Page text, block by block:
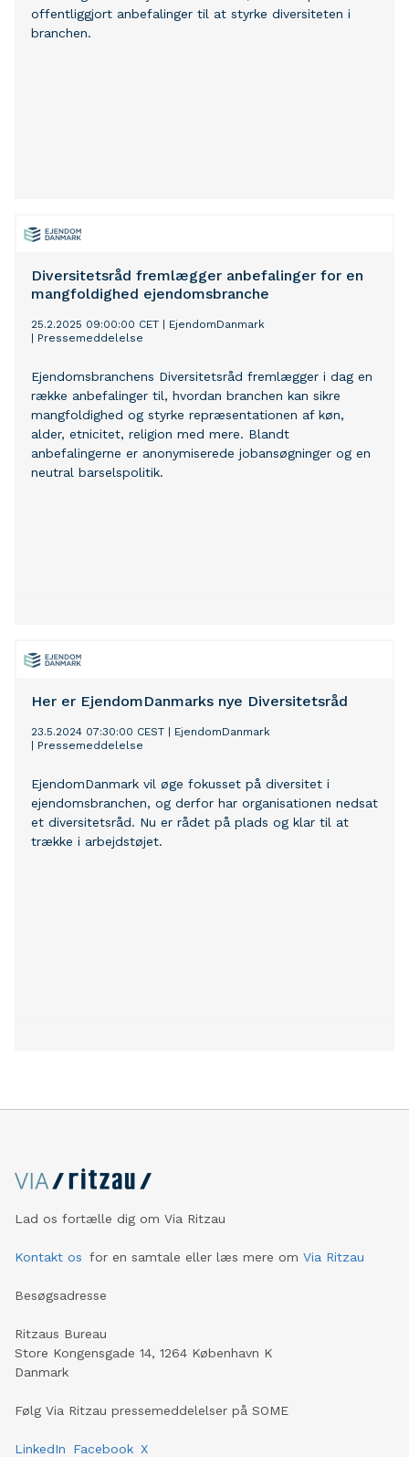
offentliggjort anbefalinger til at styrke diversiteten i
branchen.
Diversitetsråd fremlægger anbefalinger for en
mangfoldighed ejendomsbranche
25.2.2025 09:00:00 CET
EjendomDanmark
Pressemeddelelse
Ejendomsbranchens Diversitetsråd fremlægger i dag en
række anbefalinger til, hvordan branchen kan sikre
mangfoldighed og styrke repræsentationen af køn,
alder, etnicitet, religion med mere. Blandt
anbefalingerne er anonymiserede jobansøgninger og en
neutral barselspolitik.
Her er EjendomDanmarks nye Diversitetsråd
23.5.2024 07:30:00 CEST
EjendomDanmark
Pressemeddelelse
EjendomDanmark vil øge fokusset på diversitet i
ejendomsbranchen, og derfor har organisationen nedsat
et diversitetsråd. Nu er rådet på plads og klar til at
trække i arbejdstøjet.
Lad os fortælle dig om Via Ritzau
Kontakt os for en samtale eller læs mere om Via Ritzau
Besøgsadresse
Ritzaus Bureau
Store Kongensgade 14, 1264 København K
Danmark
Følg Via Ritzau pressemeddelelser på SOME
LinkedIn Facebook X